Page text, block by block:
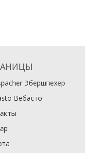
Эбершпехер
Вебасто